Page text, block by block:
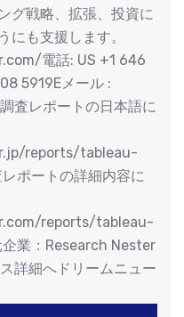
グ戦略、拡張、投資に
にも支援します。
電話: US +1 646
5919Eメール :
査レポートの日本語に
reports/tableau-
ポートの詳細内容に
reports/tableau-
業：Research Nester
詳細へドリームニュー